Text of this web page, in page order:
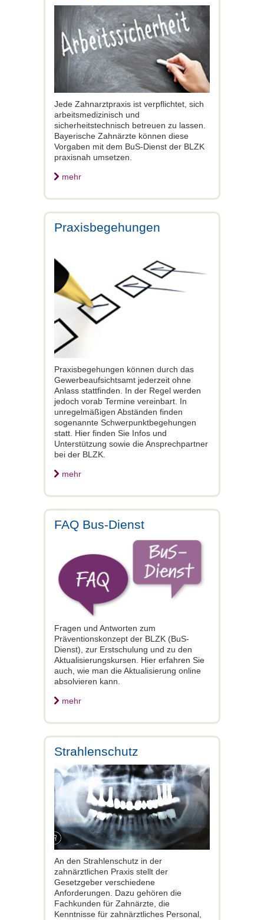
Jede Zahnarztpraxis ist verpflichtet, sich
arbeitsmedizinisch und
sicherheitstechnisch betreuen zu lassen.
Bayerische Zahnärzte können diese
Vorgaben mit dem BuS-Dienst der BLZK
praxisnah umsetzen.
mehr
Praxisbegehungen
Praxisbegehungen können durch das
Gewerbeaufsichtsamt jederzeit ohne
Anlass stattfinden. In der Regel werden
jedoch vorab Termine vereinbart. In
unregelmäßigen Abständen finden
sogenannte Schwerpunktbegehungen
statt. Hier finden Sie Infos und
Unterstützung sowie die Ansprechpartner
bei der BLZK.
mehr
FAQ Bus-Dienst
Fragen und Antworten zum
Präventionskonzept der BLZK (BuS-
Dienst), zur Erstschulung und zu den
Aktualisierungskursen. Hier erfahren Sie
auch, wie man die Aktualisierung online
absolvieren kann.
mehr
Strahlenschutz
An den Strahlenschutz in der
zahnärztlichen Praxis stellt der
Gesetzgeber verschiedene
Anforderungen. Dazu gehören die
Fachkunden für Zahnärzte, die
Kenntnisse für zahnärztliches Personal,